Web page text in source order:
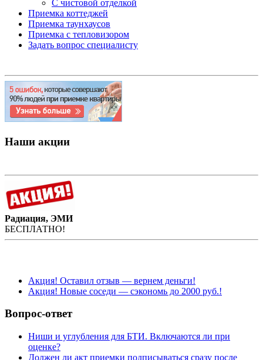
С чистовой отделкой
Приемка коттеджей
Приемка таунхаусов
Приемка с тепловизором
Задать вопрос специалисту
Наши акции
Радиация, ЭМИ
БЕСПЛАТНО!
Акция! Оставил отзыв — вернем деньги!
Акция! Новые соседи — сэкономь до 2000 руб.!
Вопрос-ответ
Ниши и углубления для БТИ. Включаются ли при
оценке?
Должен ли акт приемки подписываться сразу после